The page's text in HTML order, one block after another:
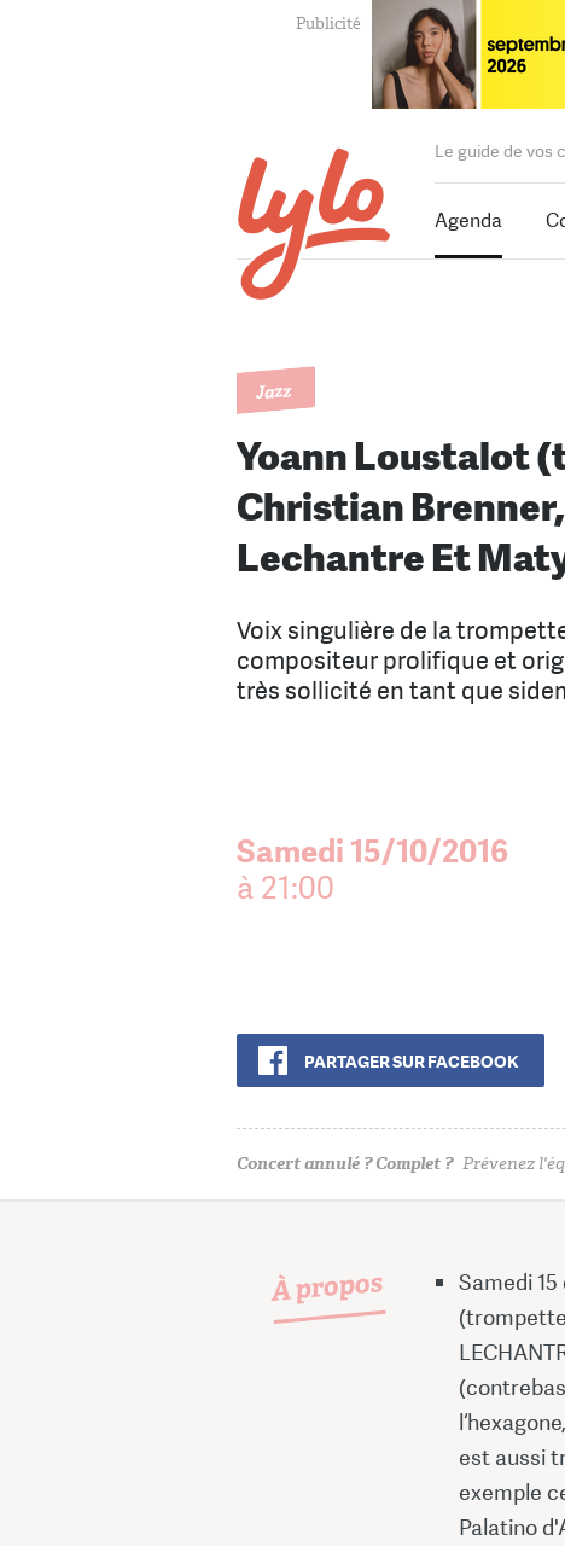
Le guide de vos
Agenda
Jazz
Yoann Loustalot
Christian
Lechantre Et
Voix singulière de la
compositeur prolifique et
très sollicité en tant que
Samedi 15/10/2016
à 21:00
PARTAGER SUR FACEBOOK
Concert annulé ? Complet ? Prévenez
À propos
Samedi 15
est aussi
exemple
Palatino